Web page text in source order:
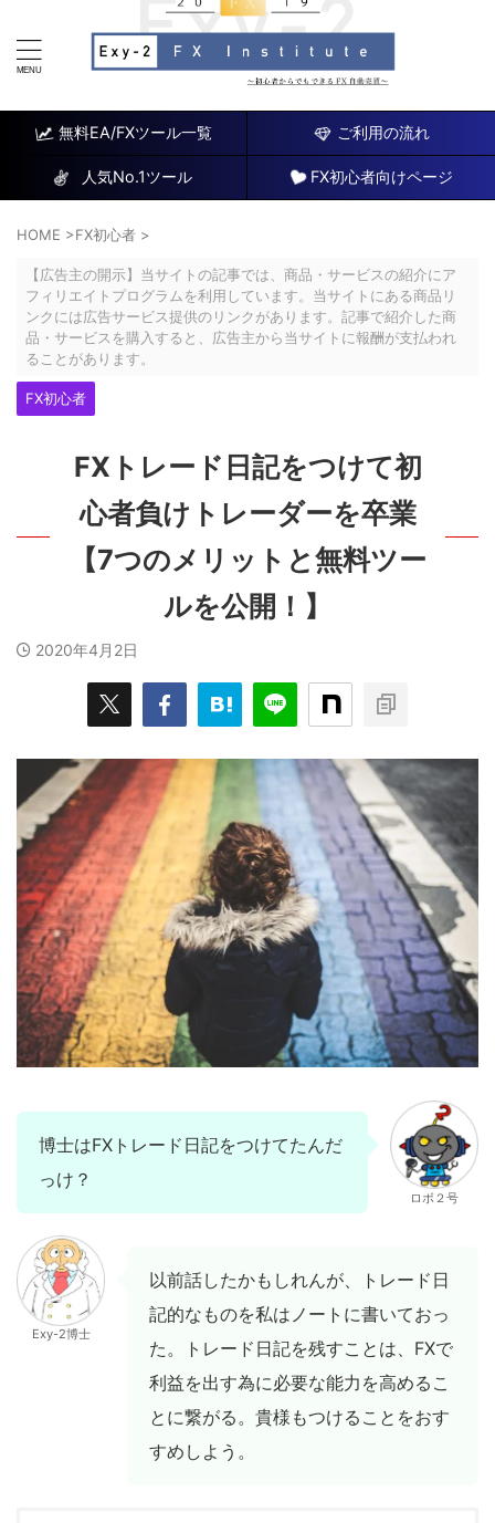
無料EA/FXツール一覧 ご利用の流れ
人気No.1ツール FX初心者向けページ
HOME >FX初心者 >
【広告主の開示】当サイトの記事では、商品・サービスの紹介にア
フィリエイトプログラムを利用しています。当サイトにある商品リ
ンクには広告サービス提供のリンクがあります。記事で紹介した商
品・サービスを購入すると、広告主から当サイトに報酬が支払われ
ることがあります。
FX初心者
FXトレード日記をつけて初
心者負けトレーダーを卒業
【7つのメリットと無料ツー
ルを公開！】
2020年4月2日
博士はFXトレード日記をつけてたんだ
っけ？
ロボ２号
Exy-2博士
以前話したかもしれんが、トレード日
記的なものを私はノートに書いておっ
た。トレード日記を残すことは、FXで
利益を出す為に必要な能力を高めるこ
とに繋がる。貴様もつけることをおす
すめしよう。